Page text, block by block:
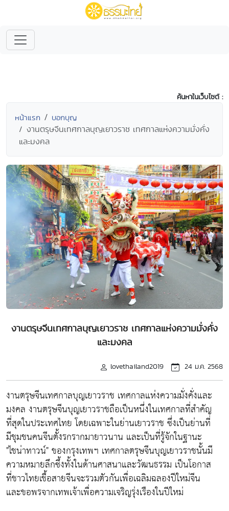
ค้นหาในเว็บไซต์ :
หน้าแรก บอกบุญ
งานตรุษจีนเทศกาลบุญเยาวราช เทศกาลแห่งความมั่งคั่ง
และมงคล
งานตรุษจีนเทศกาลบุญเยาวราช เทศกาลแห่งความมั่งคั่ง
และมงคล
lovethailand2019 24 ม.ค. 2568
งานตรุษจีนเทศกาลบุญเยาวราช เทศกาลแห่งความมั่งคั่งและ
มงคล งานตรุษจีนบุญเยาวราชถือเป็นหนึ่งในเทศกาลที่สำคัญ
ที่สุดในประเทศไทย โดยเฉพาะในย่านเยาวราช ซึ่งเป็นย่านที่
มีชุมชนคนจีนตั้งรกรากมายาวนาน และเป็นที่รู้จักในฐานะ
"ไชน่าทาวน์" ของกรุงเทพฯ เทศกาลตรุษจีนบุญเยาวราชนั้นมี
ความหมายลึกซึ้งทั้งในด้านศาสนาและวัฒนธรรม เป็นโอกาส
ที่ชาวไทยเชื้อสายจีนจะรวมตัวกันเพื่อเฉลิมฉลองปีใหม่จีน
และขอพรจากเทพเจ้าเพื่อความเจริญรุ่งเรืองในปีใหม่